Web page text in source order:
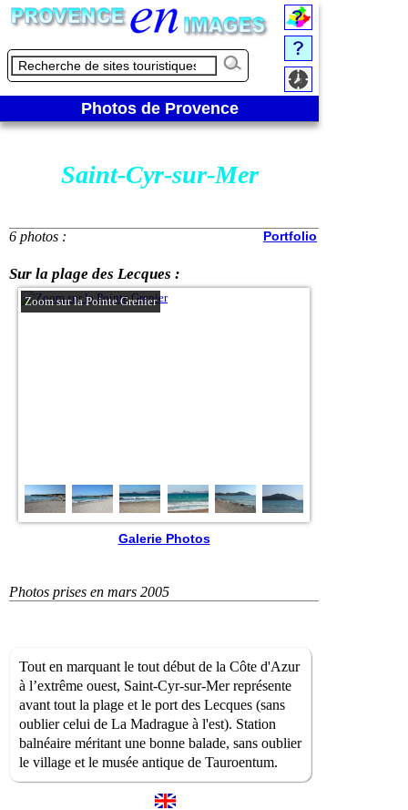
Photos de Provence
Saint-Cyr-sur-Mer
6 photos : Portfolio
Sur la plage des Lecques :
Zoom sur la Pointe Grenier
Galerie Photos
Photos prises en mars 2005
Tout en marquant le tout début de la Côte d'Azur
à l’extrême ouest, Saint-Cyr-sur-Mer représente
avant tout la plage et le port des Lecques (sans
oublier celui de La Madrague à l'est). Station
balnéaire méritant une bonne balade, sans oublier
le village et le musée antique de Tauroentum.